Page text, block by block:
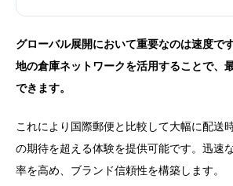
グローバル展開において重要なのは速度で
地の倉庫ネットワークを活用することで、
できます。
これにより国際郵便と比較して大幅に配送
の期待を超える体験を提供可能です。迅速
率を高め、ブランド信頼性を構築します。